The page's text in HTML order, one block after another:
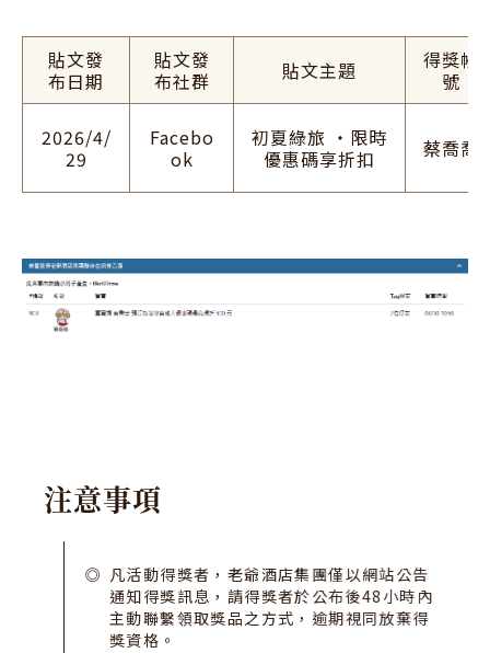
貼文發
布日期
貼文發
布社群
貼文主題
得獎帳
號
2026/4/
29
Facebo
ok
初夏綠旅 ・限時
優惠碼享折扣
蔡喬喬
注意事項
凡活動得獎者，老爺酒店集團僅以網站公告
通知得獎訊息，請得獎者於公布後48小時內
主動聯繫領取獎品之方式，逾期視同放棄得
獎資格。